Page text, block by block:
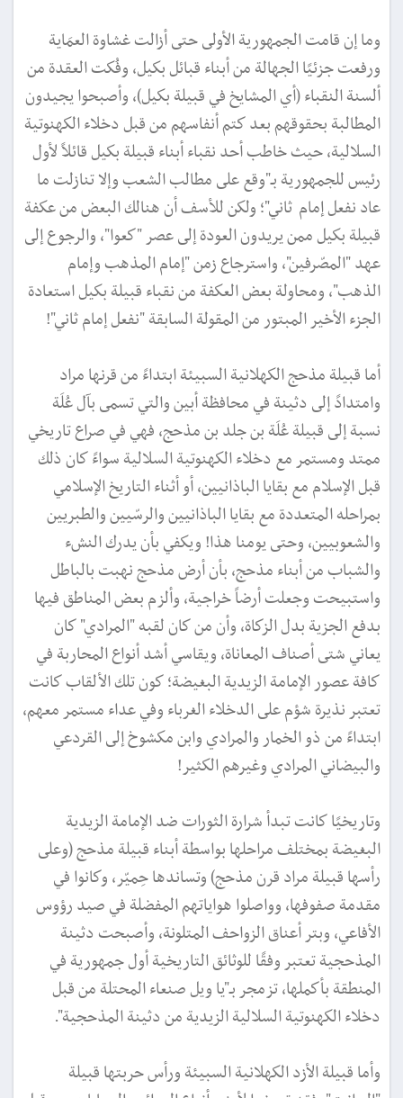
وما إن قامت الجمهورية الأولى حتى أزالت غشاوة العمَاية
ورفعت جزئيًا الجهالة من أبناء قبائل بكيل، وفُكت العقدة من
ألسنة النقباء (أي المشايخ في قبيلة بكيل)، وأصبحوا يجيدون
المطالبة بحقوقهم بعد كتم أنفاسهم من قبل دخلاء الكهنوتية
السلالية، حيث خاطب أحد نقباء أبناء قبيلة بكيل قائلاً لأول
رئيس للجمهورية بـ"وقع على مطالب الشعب وإلا تنازلت ما
عاد نفعل إمام ثاني"؛ ولكن للأسف أن هنالك البعض من عكفة
قبيلة بكيل ممن يريدون العودة إلى عصر "كعوا"، والرجوع إلى
عهد "المصّرفين"، واسترجاع زمن "إمام المذهب وإمام
الذهب"، ومحاولة بعض العكفة من نقباء قبيلة بكيل استعادة
الجزء الأخير المبتور من المقولة السابقة "نفعل إمام ثاني"!
أما قبيلة مذحج الكهلانية السبيئة ابتداءً من قرنها مراد
وامتدادً إلى دثينة في محافظة أبين والتي تسمى بآل عُلَة
نسبة إلى قبيلة عُلَة بن جلد بن مذحج، فهي في صراع تاريخي
ممتد ومستمر مع دخلاء الكهنوتية السلالية سواءً كان ذلك
قبل الإسلام مع بقايا الباذانيين، أو أثناء التاريخ الإسلامي
بمراحله المتعددة مع بقايا الباذانيين والرسّيين والطبريين
والشعوبيين، وحتى يومنا هذا! ويكفي بأن يدرك النشء
والشباب من أبناء مذحج، بأن أرض مذحج نهبت بالباطل
واستبيحت وجعلت أرضاً خراجية، وألزم بعض المناطق فيها
بدفع الجزية بدل الزكاة، وأن من كان لقبه "المرادي" كان
يعاني شتى أصناف المعاناة، ويقاسي أشد أنواع المحاربة في
كافة عصور الإمامة الزيدية البغيضة؛ كون تلك الألقاب كانت
تعتبر نذيرة شؤم على الدخلاء الغرباء وفي عداء مستمر معهم،
ابتداءً من ذو الخمار والمرادي وابن مكشوخ إلى القردعي
والبيضاني المرادي وغيرهم الكثير!
وتاريخيًا كانت تبدأ شرارة الثورات ضد الإمامة الزيدية
البغيضة بمختلف مراحلها بواسطة أبناء قبيلة مذحج (وعلى
رأسها قبيلة مراد قرن مذحج) وتساندها حِميّر، وكانوا في
مقدمة صفوفها، وواصلوا هواياتهم المفضلة في صيد رؤوس
الأفاعي، وبتر أعناق الزواحف المتلونة، وأصبحت دثينة
المذحجية تعتبر وفقًا للوثائق التاريخية أول جمهورية في
المنطقة بأكملها، تزمجر بـ"يا ويل صنعاء المحتلة من قبل
دخلاء الكهنوتية السلالية الزيدية من دثينة المذحجية".
وأما قبيلة الأزد الكهلانية السبيئة ورأس حربتها قبيلة